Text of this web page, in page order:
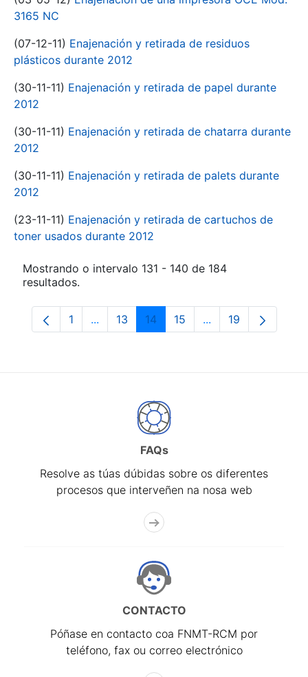
3165 NC
(07-12-11) Enajenación y retirada de residuos
plásticos durante 2012
(30-11-11) Enajenación y retirada de papel durante
2012
(30-11-11) Enajenación y retirada de chatarra durante
2012
(30-11-11) Enajenación y retirada de palets durante
2012
(23-11-11) Enajenación y retirada de cartuchos de
toner usados durante 2012
Mostrando o intervalo 131 - 140 de 184
resultados.
Páxina
1 ...Páxinas intermedias Use pestaña para
Páxina
13 Páxina
14 Páxina
15 ...PáxinasPáxina
19
FAQs
Resolve as túas dúbidas sobre os diferentes
procesos que interveñen na nosa web
CONTACTO
Póñase en contacto coa FNMT-RCM por
teléfono, fax ou correo electrónico